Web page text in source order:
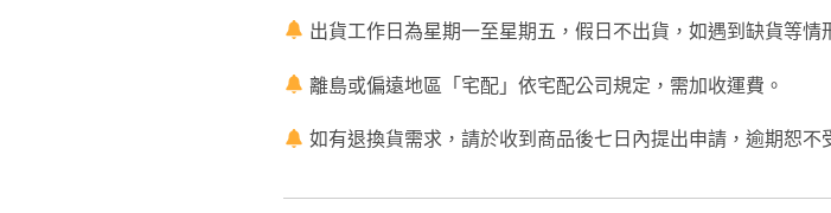
出貨工作日為星期一至星期五，假日不出貨，如遇到缺貨等情
離島或偏遠地區「宅配」依宅配公司規定，需加收運費。
如有退換貨需求，請於收到商品後七日內提出申請，逾期恕